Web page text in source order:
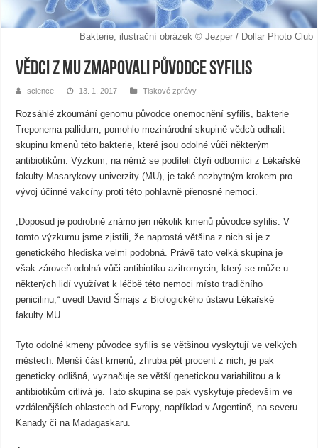
Bakterie, ilustrační obrázek © Jezper / Dollar Photo Club
Vědci z MU zmapovali původce syfilis
science 13. 1. 2017 Tiskové zprávy
Rozsáhlé zkoumání genomu původce onemocnění syfilis, bakterie
Treponema pallidum, pomohlo mezinárodní skupině vědců odhalit
skupinu kmenů této bakterie, které jsou odolné vůči některým
antibiotikům. Výzkum, na němž se podíleli čtyři odborníci z Lékařské
fakulty Masarykovy univerzity (MU), je také nezbytným krokem pro
vývoj účinné vakcíny proti této pohlavně přenosné nemoci.
„Doposud je podrobně známo jen několik kmenů původce syfilis. V
tomto výzkumu jsme zjistili, že naprostá většina z nich si je z
genetického hlediska velmi podobná. Právě tato velká skupina je
však zároveň odolná vůči antibiotiku azitromycin, který se může u
některých lidí využívat k léčbě této nemoci místo tradičního
penicilinu,“ uvedl David Šmajs z Biologického ústavu Lékařské
fakulty MU.
Tyto odolné kmeny původce syfilis se většinou vyskytují ve velkých
městech. Menší část kmenů, zhruba pět procent z nich, je pak
geneticky odlišná, vyznačuje se větší genetickou variabilitou a k
antibiotikům citlivá je. Tato skupina se pak vyskytuje především ve
vzdálenějších oblastech od Evropy, například v Argentině, na severu
Kanady či na Madagaskaru.